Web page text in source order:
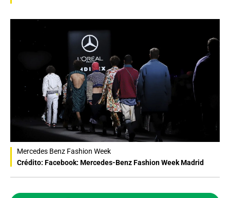
Mercedes Benz Fashion Week
Crédito: Facebook: Mercedes-Benz Fashion Week Madrid